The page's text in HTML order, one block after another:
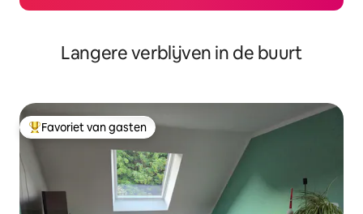
Langere verblijven in de buurt
Topfavoriet van gasten
Favoriet van gasten